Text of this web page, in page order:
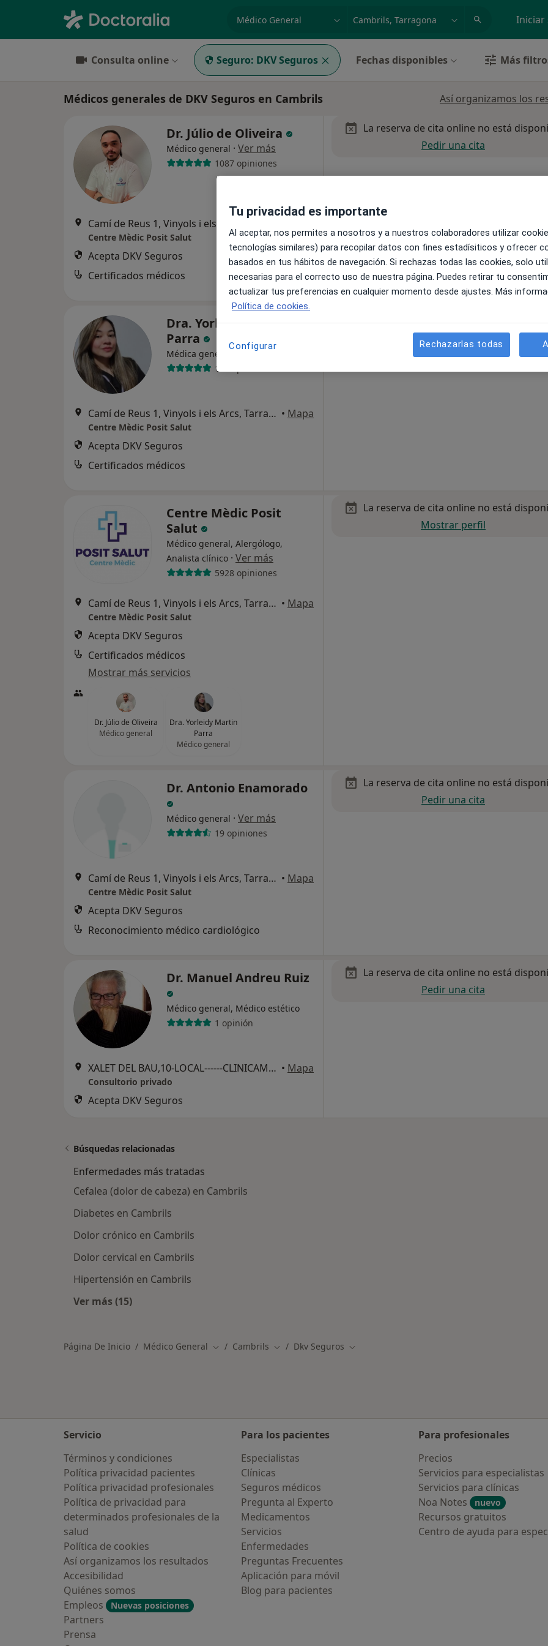
especialidad, enfermedad o nombre Iniciar
Consulta online Seguro: DKV Seguros Fechas disponibles Más
Médicos generales de DKV Seguros en Cambrils Así organizamos los
Dr. Júlio de Oliveira
Médico general · Ver más
1087 opiniones
Centre Mèdic Posit Salut
Acepta DKV Seguros
Certificados médicos
La reserva de cita online no está
Pedir una cita
Dra. Yorleidy Martin
Parra
Médica general ·Ver más
107 opiniones
Camí de Reus 1, Vinyols i els Arcs, Tarragona, España, Vinyols i Els Arcs • Mapa
Centre Mèdic Posit Salut
Acepta DKV Seguros
Certificados médicos
Pedir una cita
Centre Mèdic Posit
Salut
Médico general, Alergólogo,
Analista clínico · Ver más
5928 opiniones
Camí de Reus 1, Vinyols i els Arcs, Tarragona, España, Vinyols i Els Arcs • Mapa
Centre Mèdic Posit Salut
Acepta DKV Seguros
Certificados médicos
Mostrar más servicios
Dr. Júlio de Oliveira
Médico general
Dra. Yorleidy Martin
Parra
Médico general
La reserva de cita online no está
Mostrar perfil
Dr. Antonio Enamorado
Médico general · Ver más
19 opiniones
Camí de Reus 1, Vinyols i els Arcs, Tarragona, España, Vinyols i Els Arcs • Mapa
Centre Mèdic Posit Salut
Acepta DKV Seguros
Reconocimiento médico cardiológico
La reserva de cita online no está
Pedir una cita
Dr. Manuel Andreu Ruiz
Médico general, Médico estético
1 opinión
XALET DEL BAU,10-LOCAL------CLINICAMAR, Cambrils • Mapa
Consultorio privado
Acepta DKV Seguros
La reserva de cita online no está
Pedir una cita
Búsquedas relacionadas
Enfermedades más tratadas
Cefalea (dolor de cabeza) en Cambrils
Diabetes en Cambrils
Dolor crónico en Cambrils
Dolor cervical en Cambrils
Hipertensión en Cambrils
Ver más (15)
Página De Inicio Médico General Cambiar de ciudad
Cambrils Cambiar de ciudad
Dkv Seguros Cambiar de ciudad
Servicio
Términos y condiciones
Política privacidad pacientes
Política privacidad profesionales
Política de privacidad para
determinados profesionales de la
salud
Política de cookies
Así organizamos los resultados
Accesibilidad
Quiénes somos
Empleos
Nuevas posiciones
Partners
Prensa
Para los pacientes
Especialistas
Clínicas
Seguros médicos
Pregunta al Experto
Medicamentos
Servicios
Enfermedades
Preguntas Frecuentes
Aplicación para móvil
Blog para pacientes
Para profesionales
Precios
Servicios para especialistas
Servicios para clínicas
Noa Notes
nuevo
Recursos gratuitos
Centro de ayuda para
Tu privacidad es importante
Al aceptar, nos permites a nosotros y a nuestros colaboradores utilizar
tecnologías similares) para recopilar datos con fines estadísiticos y ofrecer
basados en tus hábitos de navegación. Si rechazas todas las cookies, solo
necesarias para el correcto uso de nuestra página. Puedes retirar tu
actualizar tus preferencias en cualquier momento desde ajustes. Más
Política de cookies.
Configurar Rechazarlas todas
vez has usado una app o
de IA para hablar sobre un
emocional o psicológico?
Sí, varias veces
No, pero lo consideraría